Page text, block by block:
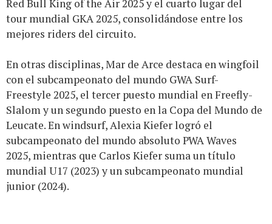
Red Bull King of the Air 2025 y el cuarto lugar del
tour mundial GKA 2025, consolidándose entre los
mejores riders del circuito.
En otras disciplinas, Mar de Arce destaca en wingfoil
con el subcampeonato del mundo GWA Surf-
Freestyle 2025, el tercer puesto mundial en Freefly-
Slalom y un segundo puesto en la Copa del Mundo de
Leucate. En windsurf, Alexia Kiefer logró el
subcampeonato del mundo absoluto PWA Waves
2025, mientras que Carlos Kiefer suma un título
mundial U17 (2023) y un subcampeonato mundial
junior (2024).